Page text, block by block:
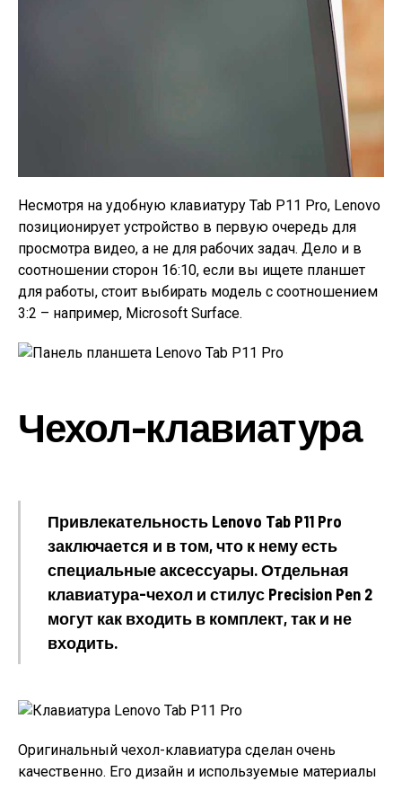
Несмотря на удобную клавиатуру Tab P11 Pro, Lenovo
позиционирует устройство в первую очередь для
просмотра видео, а не для рабочих задач. Дело и в
соотношении сторон 16:10, если вы ищете планшет
для работы, стоит выбирать модель с соотношением
3:2 – например, Microsoft Surface.
Чехол-клавиатура
Привлекательность Lenovo Tab P11 Pro
заключается и в том, что к нему есть
специальные аксессуары. Отдельная
клавиатура-чехол и стилус Precision Pen 2
могут как входить в комплект, так и не
входить.
Оригинальный чехол-клавиатура сделан очень
качественно. Его дизайн и используемые материалы